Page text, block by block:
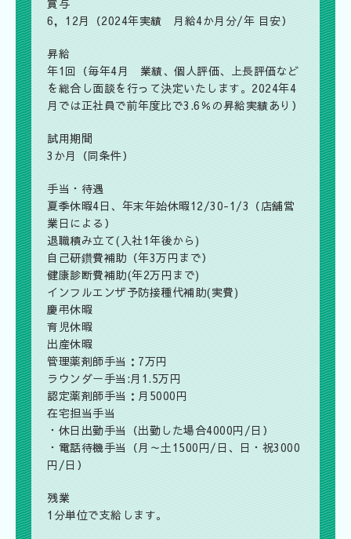
賞与
6，12月（2024年実績 月給4か月分/年 目安）
昇給
年1回（毎年4月 業績、個人評価、上長評価など
を総合し面談を行って決定いたします。2024年4
月では正社員で前年度比で3.6％の昇給実績あり）
試用期間
3か月（同条件）
手当・待遇
夏季休暇4日、年末年始休暇12/30-1/3（店舗営
業日による）
退職積み立て(入社1年後から)
自己研鑽費補助（年3万円まで）
健康診断費補助(年2万円まで)
インフルエンザ予防接種代補助(実費)
慶弔休暇
育児休暇
出産休暇
管理薬剤師手当：7万円
ラウンダー手当:月1.5万円
認定薬剤師手当：月5000円
在宅担当手当
・休日出勤手当（出勤した場合4000円/日）
・電話待機手当（月～土1500円/日、日・祝3000
円/日）
残業
1分単位で支給します。